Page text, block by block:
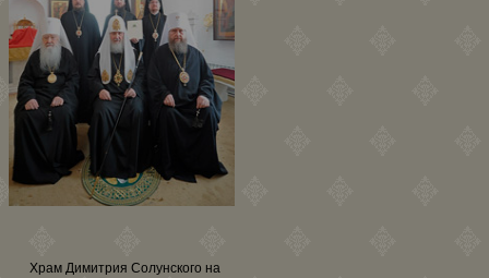
Храм Димитрия Солунского на